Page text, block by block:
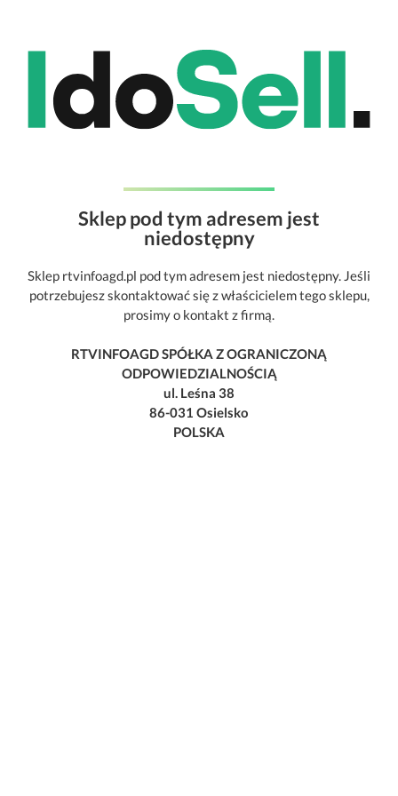
Sklep pod tym adresem jest
niedostępny
Sklep rtvinfoagd.pl pod tym adresem jest niedostępny. Jeśli
potrzebujesz skontaktować się z właścicielem tego sklepu,
prosimy o kontakt z firmą.
RTVINFOAGD SPÓŁKA Z OGRANICZONĄ
ODPOWIEDZIALNOŚCIĄ
ul. Leśna 38
86-031 Osielsko
POLSKA